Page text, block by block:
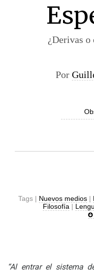
¿Derivas o
Por
Tags | Nuevos medios|
Filosofía |
“Al entrar el sistema